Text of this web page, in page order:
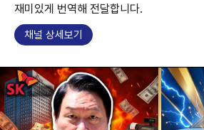
재미있게 번역해 전달합니다.
채널 상세보기